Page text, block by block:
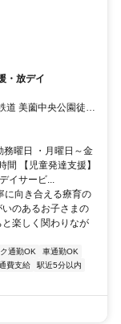
・放デイ
道 美薗中央公園徒歩
曜日 ・月曜日～金
【児童発達支援】
イサービ...
に向き合える療育の
のあるお子さまの
楽しく関わりなが
通勤OK
車通勤OK
費支給
駅近5分以内